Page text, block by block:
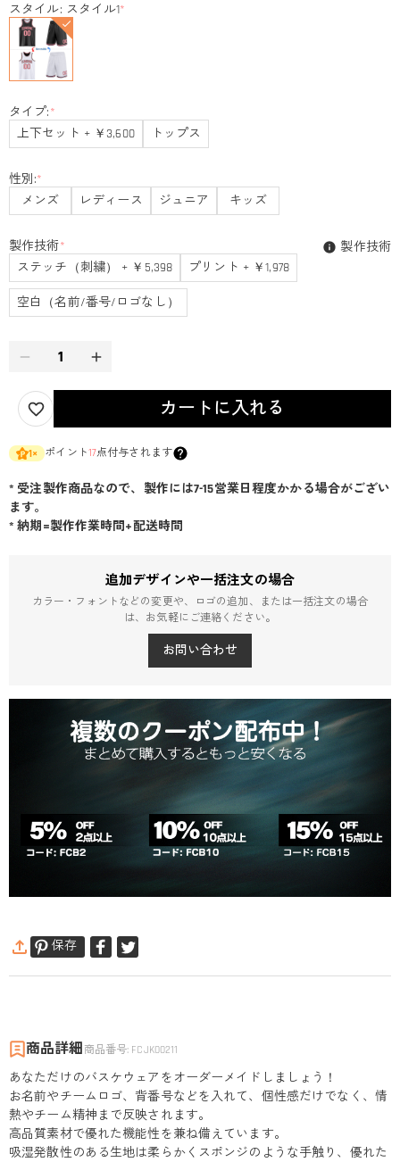
スタイル: スタイル1*
タイプ:*
上下セット + ￥3,600
トップス
性別:*
メンズ
レディース ジュニア キッズ
製作技術*
ステッチ（刺繍） + ￥5,398
プリント + ￥1,978
空白（名前/番号/ロゴなし）
製作技術
カートに入れる
1× ポイント17点付与されます
* 受注製作商品なので、製作には7-15営業日程度かかる場合がござい
ます。
* 納期=製作作業時間+配送時間
追加デザインや一括注文の場合
カラー・フォントなどの変更や、ロゴの追加、または一括注文の場合
は、お気軽にご連絡ください。
お問い合わせ
保存
商品詳細 商品番号: FCJK00211
あなただけのバスケウェアをオーダーメイドしましょう！
お名前やチームロゴ、背番号などを入れて、個性感だけでなく、情
熱やチーム精神まで反映されます。
高品質素材で優れた機能性を兼ね備えています。
吸湿発散性のある生地は柔らかくスポンジのような手触り、優れた